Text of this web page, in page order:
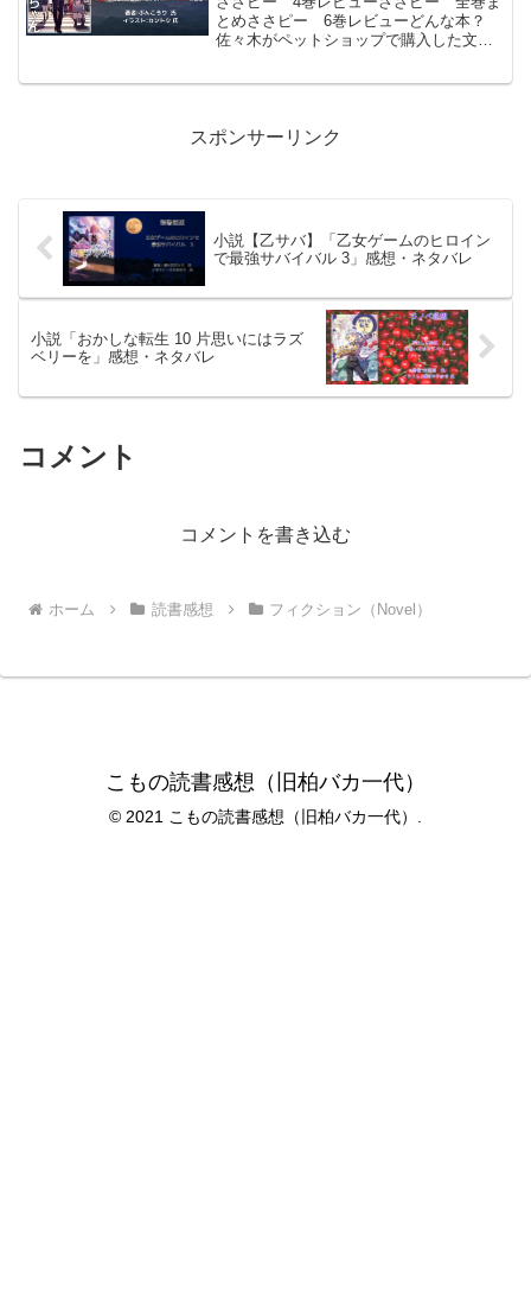
とめささピー 6巻レビューどんな本？
佐々木がペットショップで購入した文鳥
スポンサーリンク
小説【乙サバ】「乙女ゲームのヒロイン
で最強サバイバル 3」感想・ネタバレ
小説「おかしな転生 10 片思いにはラズ
ベリーを」感想・ネタバレ
コメント
コメントを書き込む
ホーム 読書感想 フィクション（Novel）
こもの読書感想（旧柏バカ一代）
© 2021 こもの読書感想（旧柏バカ一代）.